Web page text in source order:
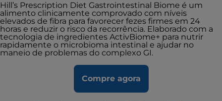
Hill’s Prescription Diet Gastrointestinal Biome é um
alimento clinicamente comprovado com níveis
elevados de fibra para favorecer fezes firmes em 24
horas e reduzir o risco da recorrência. Elaborado com a
tecnologia de ingredientes ActivBiome+ para nutrir
rapidamente o microbioma intestinal e ajudar no
maneio de problemas do complexo GI.
Compre agora